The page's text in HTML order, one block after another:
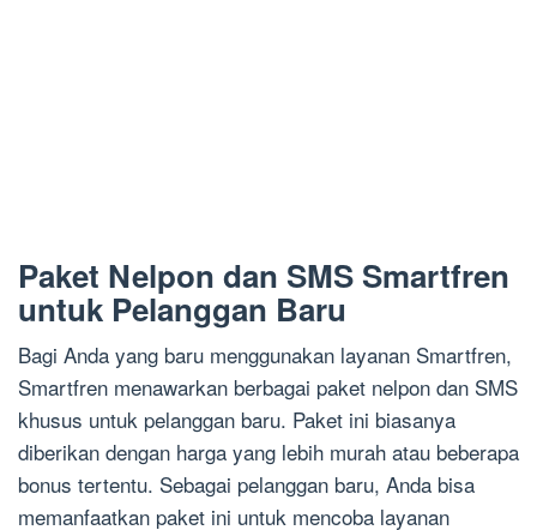
Paket Nelpon dan SMS Smartfren
untuk Pelanggan Baru
Bagi Anda yang baru menggunakan layanan Smartfren,
Smartfren menawarkan berbagai paket nelpon dan SMS
khusus untuk pelanggan baru. Paket ini biasanya
diberikan dengan harga yang lebih murah atau beberapa
bonus tertentu. Sebagai pelanggan baru, Anda bisa
memanfaatkan paket ini untuk mencoba layanan